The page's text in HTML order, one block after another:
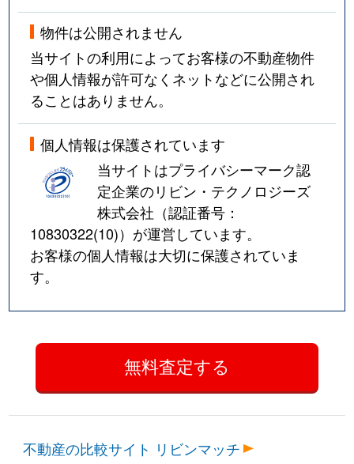
物件は公開されません
当サイトの利用によってお客様の不動産物件
や個人情報が許可なくネットなどに公開され
ることはありません。
個人情報は保護されています
当サイトはプライバシーマーク認
定企業のリビン・テクノロジーズ
株式会社（認証番号：
10830322(10)）が運営しています。
お客様の個人情報は大切に保護されていま
す。
不動産の比較サイト リビンマッチ